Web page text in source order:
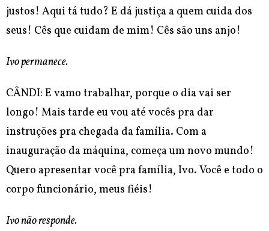
justos! Aqui tá tudo? E dá justiça a quem cuida dos
seus! Cês que cuidam de mim! Cês são uns anjo!
Ivo permanece.
CÂNDI: E vamo trabalhar, porque o dia vai ser
longo! Mais tarde eu vou até vocês pra dar
instruções pra chegada da família. Com a
inauguração da máquina, começa um novo mundo!
Quero apresentar você pra família, Ivo. Você e todo o
corpo funcionário, meus fiéis!
Ivo não responde.